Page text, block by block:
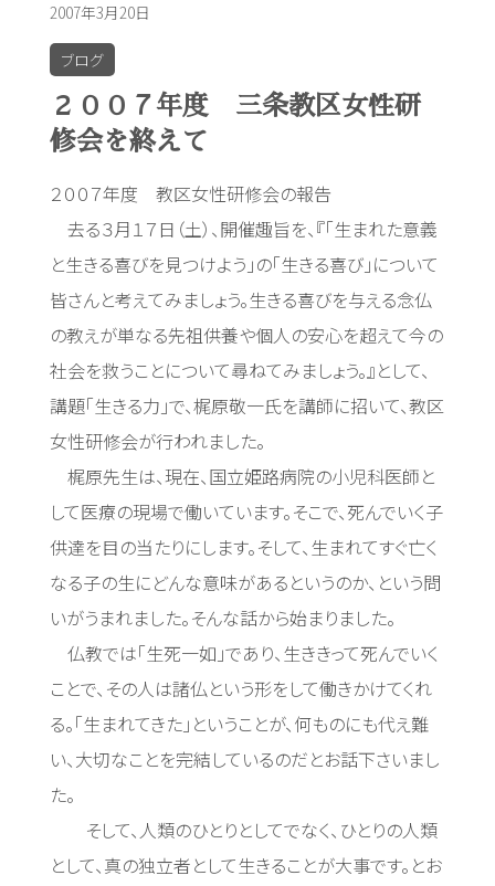
2007年3月20日
ブログ
２００７年度 三条教区女性研
修会を終えて
２００７年度 教区女性研修会の報告
去る３月１７日（土）、開催趣旨を、『「生まれた意義
と生きる喜びを見つけよう」の「生きる喜び」について
皆さんと考えてみましょう。生きる喜びを与える念仏
の教えが単なる先祖供養や個人の安心を超えて今の
社会を救うことについて尋ねてみましょう。』として、
講題「生きる力」で、梶原敬一氏を講師に招いて、教区
女性研修会が行われました。
梶原先生は、現在、国立姫路病院の小児科医師と
して医療の現場で働いています。そこで、死んでいく子
供達を目の当たりにします。そして、生まれてすぐ亡く
なる子の生にどんな意味があるというのか、という問
いがうまれました。そんな話から始まりました。
仏教では「生死一如」であり、生ききって死んでいく
ことで、その人は諸仏という形をして働きかけてくれ
る。「生まれてきた」ということが、何ものにも代え難
い、大切なことを完結しているのだとお話下さいまし
た。
そして、人類のひとりとしてでなく、ひとりの人類
として、真の独立者として生きることが大事です。とお